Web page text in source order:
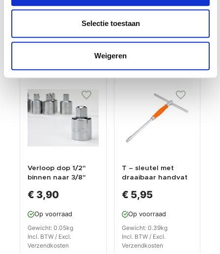
Selectie toestaan
Weigeren
Gewicht: 0.22kg
Gewicht: 0.02kg
Verzendkosten
Verloop dop 1/2"
binnen naar 3/8"
€ 3,90
Op voorraad
Gewicht: 0.05kg
Incl. BTW / Excl.
Verzendkosten
T – sleutel met
draaibaar handvat
inch
€ 5,95
Op voorraad
Gewicht: 0.39kg
Incl. BTW / Excl.
Verzendkosten